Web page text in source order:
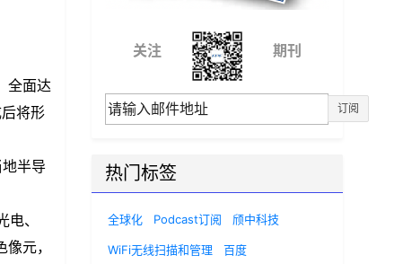
全面达
将形
半导
、
元，
关注 期刊
订阅
热门标签
全球化 Podcast订阅 颀中科技
WiFi无线扫描和管理 百度